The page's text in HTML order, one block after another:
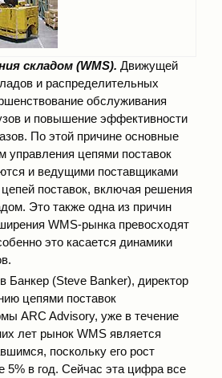
складом (WMS). Движущей
и распределительных
обслуживания
и повышение эффективности
По этой причине основные
управления цепями поставок
и ведущими поставщиками
поставок, включая решения
Это также одна из причин
WMS-рынка превосходят
это касается динамики
Банкер (Steve Banker), директор
цепями поставок
ARC Advisory, уже в течение
лет рынок WMS является
поскольку его рост
5% в год. Сейчас эта цифра все